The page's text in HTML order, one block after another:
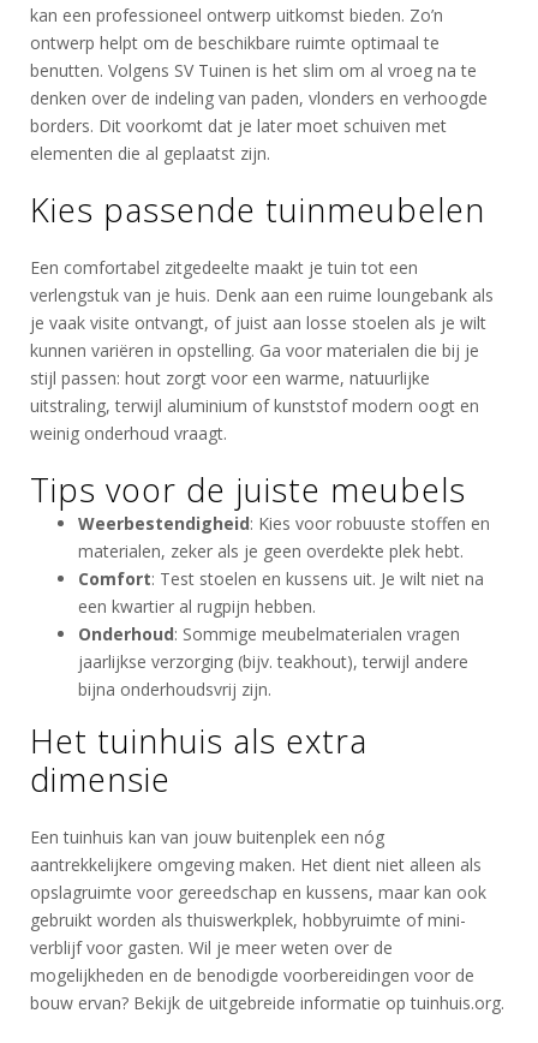
kan een professioneel ontwerp uitkomst bieden. Zo’n
ontwerp helpt om de beschikbare ruimte optimaal te
benutten. Volgens SV Tuinen is het slim om al vroeg na te
denken over de indeling van paden, vlonders en verhoogde
borders. Dit voorkomt dat je later moet schuiven met
elementen die al geplaatst zijn.
Kies passende tuinmeubelen
Een comfortabel zitgedeelte maakt je tuin tot een
verlengstuk van je huis. Denk aan een ruime loungebank als
je vaak visite ontvangt, of juist aan losse stoelen als je wilt
kunnen variëren in opstelling. Ga voor materialen die bij je
stijl passen: hout zorgt voor een warme, natuurlijke
uitstraling, terwijl aluminium of kunststof modern oogt en
weinig onderhoud vraagt.
Tips voor de juiste meubels
Weerbestendigheid: Kies voor robuuste stoffen en
materialen, zeker als je geen overdekte plek hebt.
Comfort: Test stoelen en kussens uit. Je wilt niet na
een kwartier al rugpijn hebben.
Onderhoud: Sommige meubelmaterialen vragen
jaarlijkse verzorging (bijv. teakhout), terwijl andere
bijna onderhoudsvrij zijn.
Het tuinhuis als extra
dimensie
Een tuinhuis kan van jouw buitenplek een nóg
aantrekkelijkere omgeving maken. Het dient niet alleen als
opslagruimte voor gereedschap en kussens, maar kan ook
gebruikt worden als thuiswerkplek, hobbyruimte of mini-
verblijf voor gasten. Wil je meer weten over de
mogelijkheden en de benodigde voorbereidingen voor de
bouw ervan? Bekijk de uitgebreide informatie op tuinhuis.org.